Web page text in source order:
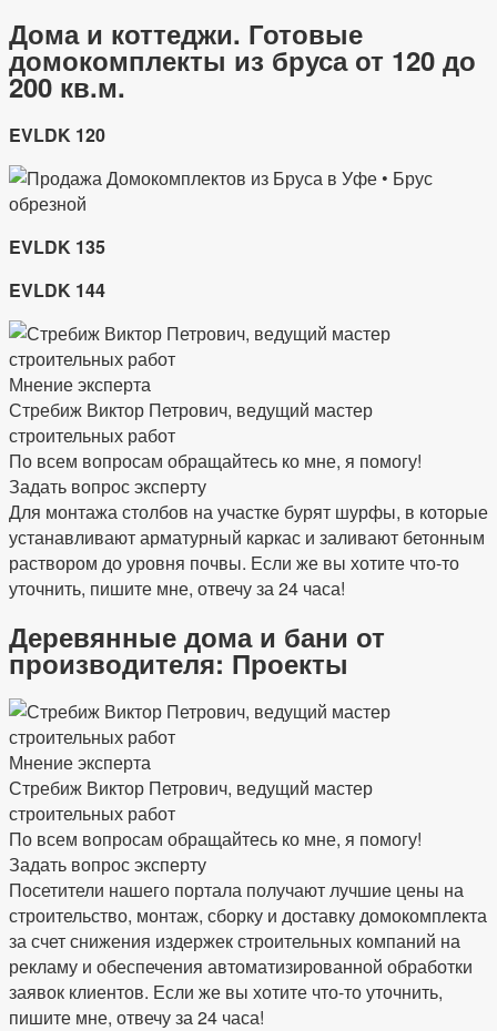
Дома и коттеджи. Готовые
домокомплекты из бруса от 120 до
200 кв.м.
EVLDK 120
EVLDK 135
EVLDK 144
Мнение эксперта
Стребиж Виктор Петрович, ведущий мастер
строительных работ
По всем вопросам обращайтесь ко мне, я помогу!
Задать вопрос эксперту
Для монтажа столбов на участке бурят шурфы, в которые
устанавливают арматурный каркас и заливают бетонным
раствором до уровня почвы. Если же вы хотите что-то
уточнить, пишите мне, отвечу за 24 часа!
Деревянные дома и бани от
производителя: Проекты
Мнение эксперта
Стребиж Виктор Петрович, ведущий мастер
строительных работ
По всем вопросам обращайтесь ко мне, я помогу!
Задать вопрос эксперту
Посетители нашего портала получают лучшие цены на
строительство, монтаж, сборку и доставку домокомплекта
за счет снижения издержек строительных компаний на
рекламу и обеспечения автоматизированной обработки
заявок клиентов. Если же вы хотите что-то уточнить,
пишите мне, отвечу за 24 часа!